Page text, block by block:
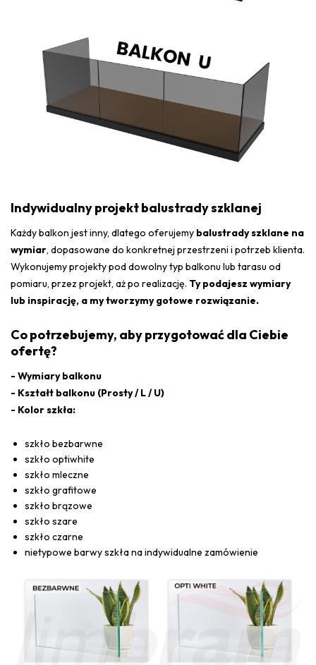
Indywidualny projekt balustrady szklanej
Każdy balkon jest inny, dlatego oferujemy balustrady szklane na
wymiar, dopasowane do konkretnej przestrzeni i potrzeb klienta.
Wykonujemy projekty pod dowolny typ balkonu lub tarasu od
pomiaru, przez projekt, aż po realizację. Ty podajesz wymiary
lub inspirację, a my tworzymy gotowe rozwiązanie.
Co potrzebujemy, aby przygotować dla Ciebie
ofertę?
- Wymiary balkonu
- Kształt balkonu (Prosty / L / U)
- Kolor szkła:
szkło bezbarwne
szkło optiwhite
szkło mleczne
szkło grafitowe
szkło brązowe
szkło szare
szkło czarne
nietypowe barwy szkła na indywidualne zamówienie